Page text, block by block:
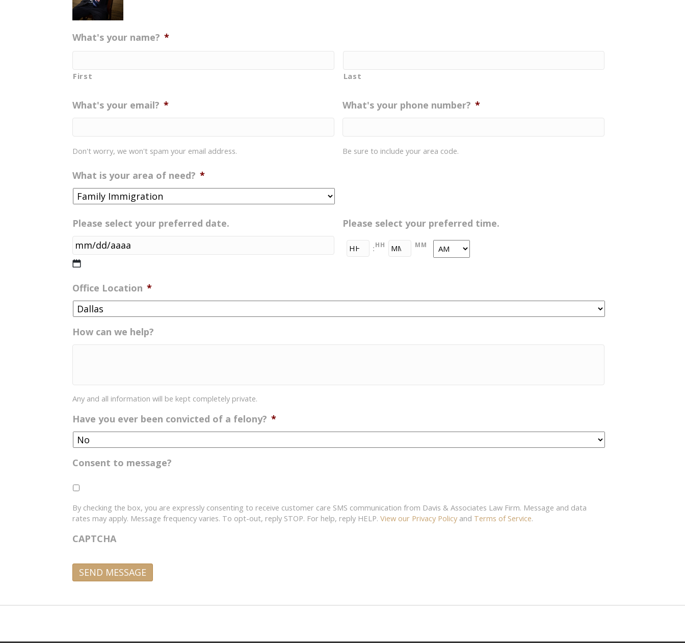
What's your name? *
First Last
What's your email? *
Don't worry, we won't spam your email address.
What's your phone number? *
Be sure to include your area code.
What is your area of need? *
Please select your preferred date.
MM
DD
barra
AAAA
Please select your preferred time.
:HH MM
Office Location *
How can we help?
Any and all information will be kept completely private.
Have you ever been convicted of a felony? *
Consent to message?
By checking the box, you are expressly consenting to receive customer care SMS communication from Davis & Associates Law Firm. Message and data
rates may apply. Message frequency varies. To opt-out, reply STOP. For help, reply HELP. View our Privacy Policy and Terms of Service.
CAPTCHA
l